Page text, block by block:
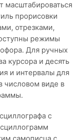
масштабироваться
прорисовки
отрезками,
режимы
Для ручных
курсора и десять
и интервалы для
числовом виде в
с